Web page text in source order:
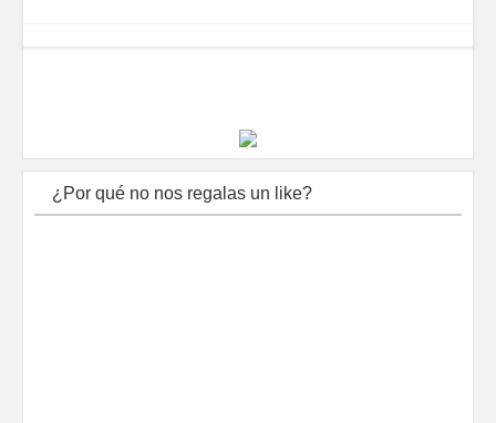
¿Por qué no nos regalas un like?